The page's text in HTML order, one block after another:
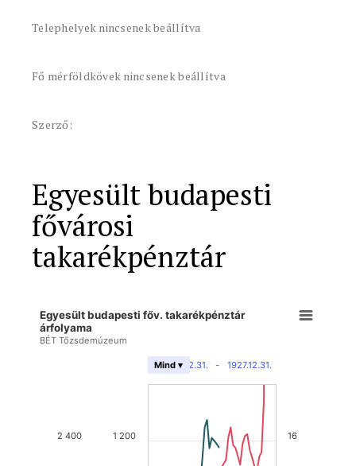
Telephelyek nincsenek beállítva
Fő mérföldkövek nincsenek beállítva
Szerző:
Egyesült budapesti
fővárosi
takarékpénztár
Egyesült budapesti főv. takarékpénztár
árfolyama
BÉT Tőzsdemúzeum
1869.12.31. - 1927.12.31.
Mind ▾
1 200
2 400 16